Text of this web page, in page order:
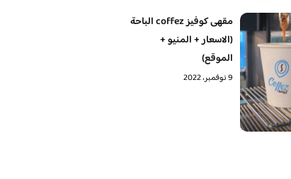
مقهى كوفيز coffez الباحة
(الاسعار + المنيو +
الموقع)
9 نوفمبر، 2022